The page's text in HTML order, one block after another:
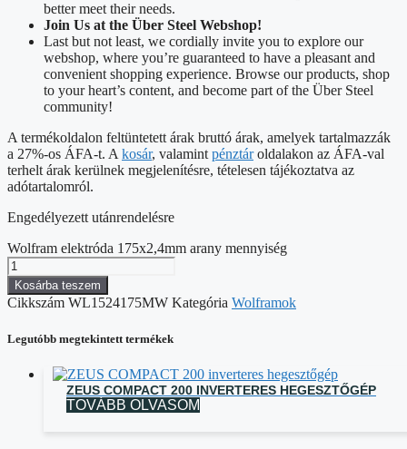
better meet their needs.
Join Us at the Über Steel Webshop!
Last but not least, we cordially invite you to explore our
webshop, where you’re guaranteed to have a pleasant and
convenient shopping experience. Browse our products, shop
to your heart’s content, and become part of the Über Steel
community!
A termékoldalon feltüntetett árak bruttó árak, amelyek tartalmazzák
a 27%-os ÁFA-t. A kosár, valamint pénztároldalakon az ÁFA-val
terhelt árak kerülnek megjelenítésre, tételesen tájékoztatva az
adótartalomról.
Engedélyezett utánrendelésre
Wolfram elektróda 175x2,4mm arany mennyiség
Kosárba teszem
Cikkszám WL1524175MW Kategória Wolframok
Legutóbb megtekintett termékek
ZEUS COMPACT 200 INVERTERES HEGESZTŐGÉP
TOVÁBB OLVASOM